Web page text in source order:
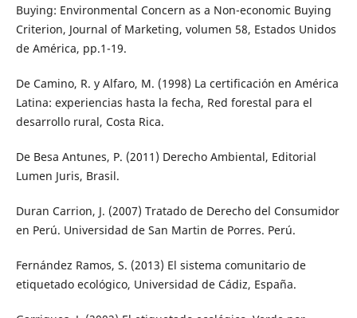
Buying: Environmental Concern as a Non-economic Buying
Criterion, Journal of Marketing, volumen 58, Estados Unidos
de América, pp.1-19.
De Camino, R. y Alfaro, M. (1998) La certificación en América
Latina: experiencias hasta la fecha, Red forestal para el
desarrollo rural, Costa Rica.
De Besa Antunes, P. (2011) Derecho Ambiental, Editorial
Lumen Juris, Brasil.
Duran Carrion, J. (2007) Tratado de Derecho del Consumidor
en Perú. Universidad de San Martin de Porres. Perú.
Fernández Ramos, S. (2013) El sistema comunitario de
etiquetado ecológico, Universidad de Cádiz, España.